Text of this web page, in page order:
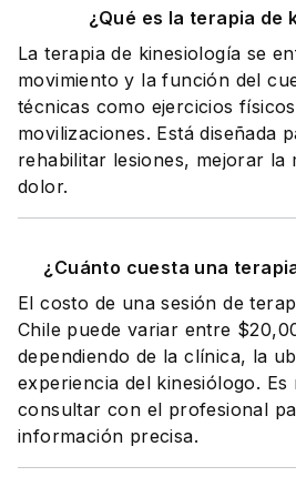
¿Qué es la terapia de
La terapia de kinesiología se
movimiento y la función del
técnicas como ejercicios
movilizaciones. Está diseñada
rehabilitar lesiones, mejorar la
dolor.
¿Cuánto cuesta una
El costo de una sesión de
Chile puede variar entre
dependiendo de la clínica, la
experiencia del kinesiólogo. Es
consultar con el profesional
información precisa.